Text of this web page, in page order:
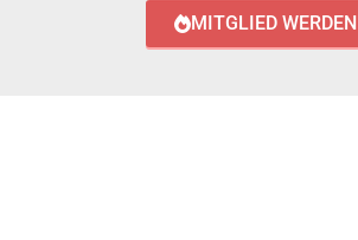
MITGLIED WERDEN